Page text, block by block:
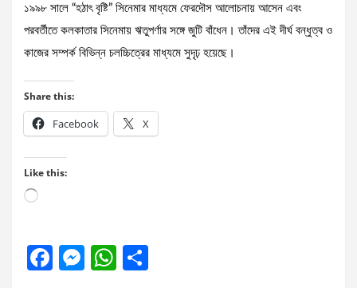
১৯৯৮ সালে “হঠাৎ বৃষ্টি” সিনেমার মাধ্যমে ফেরদৌস আলোচনায় আসেন এবং
পরবর্তীতে কলকাতার সিনেমায় ঋতুপর্ণার সঙ্গে জুটি বাঁধেন। তাঁদের এই দীর্ঘ বন্ধুত্ব ও
কাজের সম্পর্ক বিভিন্ন চলচ্চিত্রের মাধ্যমে সুদৃঢ় হয়েছে।
Share this:
Facebook X
Like this:
Loading…
F
M W